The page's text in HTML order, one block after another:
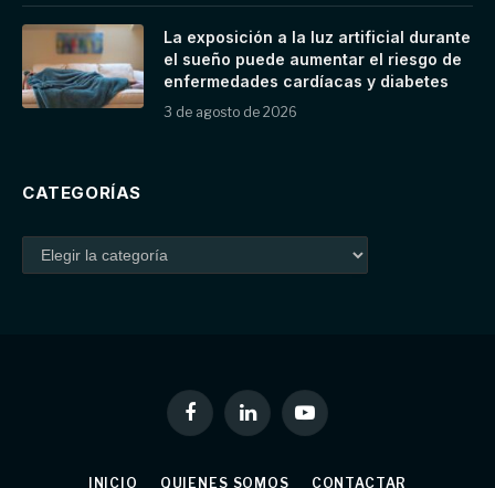
La exposición a la luz artificial durante
el sueño puede aumentar el riesgo de
enfermedades cardíacas y diabetes
3 de agosto de 2026
CATEGORÍAS
FacebookLinkedInYouTube
INICIO QUIENES SOMOS CONTACTAR